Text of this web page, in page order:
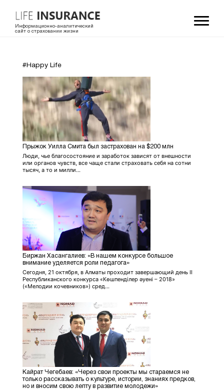
Информационно-аналитический
сайт о страховании жизни
#Happy Life
Прыжок Уилла Смита был застрахован на $200 млн
Люди, чье благосостояние и заработок зависят от внешности
или органов чувств, все чаще стали страховать себя на сотни
тысяч, а то и милли...
Биржан Хасангалиев: «В нашем конкурсе большое
внимание уделяется роли педагога»
Сегодня, 21 октября, в Алматы проходит завершающий день II
Республиканского конкурса «Көшпенділер әуені – 2018»
(«Мелодии кочевников») сред...
Кайрат Чегебаев: «Через свои проекты мы стараемся не
только рассказывать о культуре, истории, знаниях предков,
но и вносим свою лепту в развитие молодежи»